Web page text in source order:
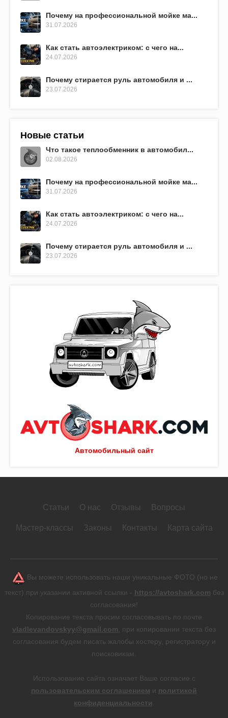
Автомобильный сайт
Почему на профессиональной мойке ма...
31.07.2026
Как стать автоэлектриком: с чего на...
24.07.2026
Почему стирается руль автомобиля и ...
23.07.2026
Новые статьи
Что такое теплообменник в автомобил...
02.08.2026
Почему на профессиональной мойке ма...
31.07.2026
Как стать автоэлектриком: с чего на...
24.07.2026
Почему стирается руль автомобиля и ...
23.07.2026
Статьи О нас Отзывы Вопросы
Мастер-классы Законы Контакты Карта сайта
Вы можете использовать наши уникальные ФОТО (но не
текст) при указании активной ссылки - https://avtoshark.com без
согласования!
Копирование текста просим согласовывать по почте
vladlevandovskyy@gmail.com , при копировании текста без
согласования будем писать жалобы хостеру, регистратору и
поисковикам.
Использование сайта означает Ваше согласие с
пользовательским соглашением и политикой
конфиденциальности